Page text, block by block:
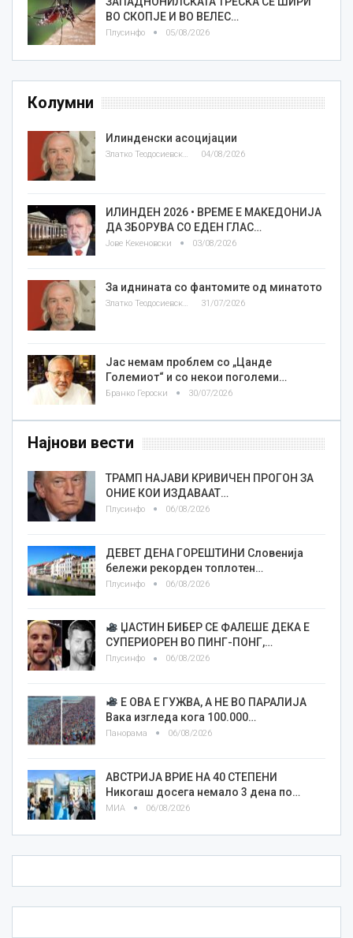
ВО СКОПЈЕ И ВО ВЕЛЕС…
Плусинфо 05/08/2026
Колумни
Илинденски асоцијации
Златко Теодосиевски 04/08/2026
ИЛИНДЕН 2026 • ВРЕМЕ Е МАКЕДОНИЈА
ДА ЗБОРУВА СО ЕДЕН ГЛАС…
Јове Кекеновски 03/08/2026
За иднината со фантомите од минатото
Златко Теодосиевски 31/07/2026
Јас немам проблем со „Цанде
Големиот“ и со некои поголеми…
Бранко Героски 30/07/2026
Најнови вести
ТРАМП НАЈАВИ КРИВИЧЕН ПРОГОН ЗА
ОНИЕ КОИ ИЗДАВААТ…
Плусинфо 06/08/2026
ДЕВЕТ ДЕНА ГОРЕШТИНИ Словенија
бележи рекорден топлотен…
Плусинфо 06/08/2026
ЏАСТИН БИБЕР СЕ ФАЛЕШЕ ДЕКА Е
СУПЕРИОРЕН ВО ПИНГ-ПОНГ,…
Плусинфо 06/08/2026
Е ОВА Е ГУЖВА, А НЕ ВО ПАРАЛИЈА
Вака изгледа кога 100.000…
Панорама 06/08/2026
АВСТРИЈА ВРИЕ НА 40 СТЕПЕНИ
Никогаш досега немало 3 дена по…
МИА 06/08/2026